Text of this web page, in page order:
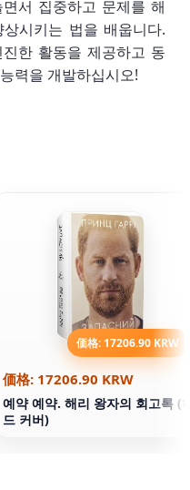
서 집중하고 문제를 해
시키는 법을 배웁니다.
한 활동을 제공하고 동
력을 개발하십시오!
価格: 17206.90 KRW
価格: 17206.90 KRW
예약 예약. 해리 왕자의 회고록 (
드 커버)